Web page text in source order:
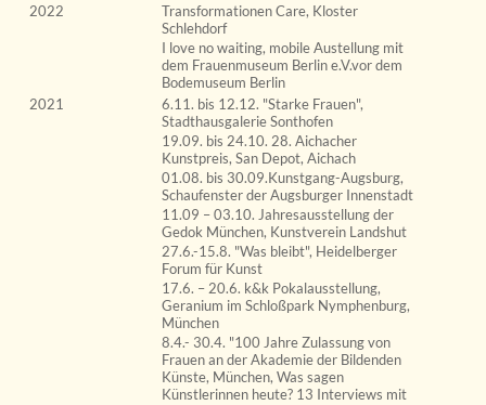
2022
Transformationen Care, Kloster
Schlehdorf
I love no waiting, mobile Austellung mit
dem Frauenmuseum Berlin e.V.vor dem
Bodemuseum Berlin
2021
6.11. bis 12.12. "Starke Frauen",
Stadthausgalerie Sonthofen
19.09. bis 24.10. 28. Aichacher
Kunstpreis, San Depot, Aichach
01.08. bis 30.09.Kunstgang-Augsburg,
Schaufenster der Augsburger Innenstadt
11.09 – 03.10. Jahresausstellung der
Gedok München, Kunstverein Landshut
27.6.-15.8. "Was bleibt", Heidelberger
Forum für Kunst
17.6. – 20.6. k&k Pokalausstellung,
Geranium im Schloßpark Nymphenburg,
München
8.4.- 30.4. "100 Jahre Zulassung von
Frauen an der Akademie der Bildenden
Künste, München, Was sagen
Künstlerinnen heute? 13 Interviews mit